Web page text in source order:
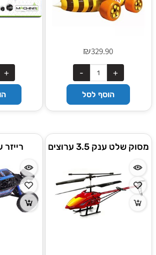
₪329.90
הוסף לסל
מסוק שלט ענק 3.5 ערוצים